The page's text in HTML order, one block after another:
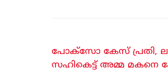
പോക്സോ കേസ് പ്രതി,
സഹികെട്ട് അമ്മ മകനെ